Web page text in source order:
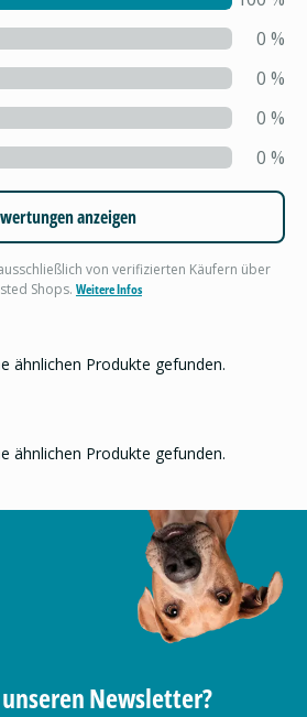
0 %
0 %
0 %
0 %
anzeigen
von verifizierten Käufern über
Shops. Weitere Infos
ähnlichen Produkte gefunden.
ähnlichen Produkte gefunden.
Newsletter?